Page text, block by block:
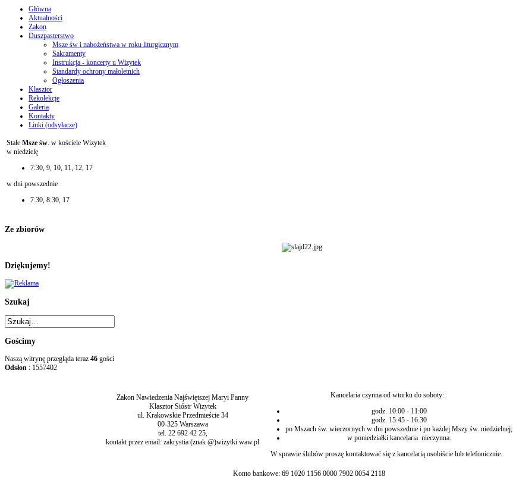
Główna
Aktualności
Zakon
Duszpasterstwo
Msze św i nabożeństwa w roku liturgicznym
Sakramenty
Instrukcja - koncerty u Wizytek
Standardy ochrony małoletnich
Ogłoszenia
Klasztor
Rekolekcje
Galeria
Kontakty
Linki (odsyłacze)
Stałe Msze św. w kościele Wizytek
w niedzielę
7:30, 9, 10, 11, 12, 17
w dni powszednie
7:30, 8:30, 17
Ze zbiorów
Dziękujemy!
Szukaj
Gościmy
Naszą witrynę przegląda teraz 46 gości
Odsłon : 1557402
Zakon Nawiedzenia Najświętszej Maryi Panny
Klasztor Sióstr Wizytek
ul. Krakowskie Przedmieście 34
00-325 Warszawa
tel. 22 692 42 25,
kontakt przez email: zakrystia (znak @)wizytki.waw.pl
Kancelaria czynna od wtorku do soboty:
godz. 10:00 - 11:00
godz. 15:45 - 16:30
po Mszach św. wieczornych w dni powszednie i po każdej Mszy św. niedzielnej;
w poniedziałki kancelaria nieczynna.
W sprawie ślubów proszę kontaktować się z kancelarią osobiście lub telefonicznie.
Konto bankowe: 69 1020 1156 0000 7902 0054 2118